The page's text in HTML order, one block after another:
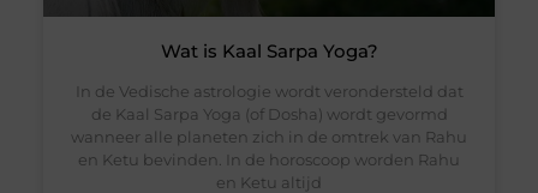
Wat is Kaal Sarpa Yoga?
In de Vedische astrologie wordt verondersteld dat
de Kaal Sarpa Yoga (of Dosha) wordt gevormd
wanneer alle planeten zich in de omtrek van Rahu
en Ketu bevinden. In de horoscoop worden Rahu
en Ketu altijd